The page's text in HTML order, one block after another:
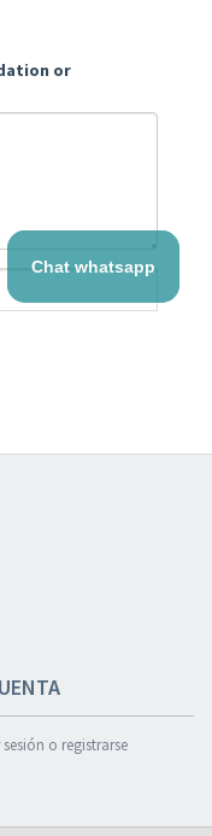
or
o registrarse
Chat whatsapp